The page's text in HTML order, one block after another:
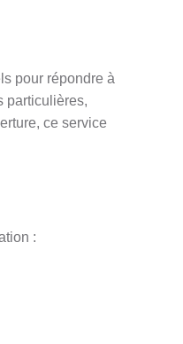
pour répondre à
particulières,
ce service
: